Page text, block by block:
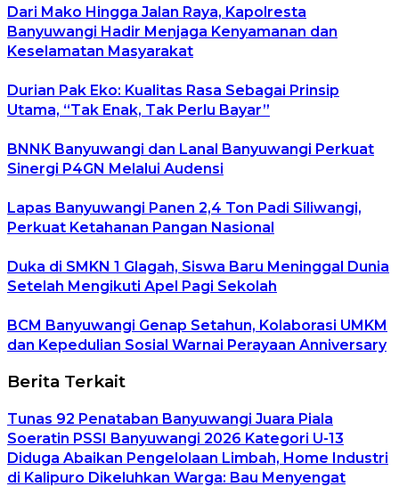
Dari Mako Hingga Jalan Raya, Kapolresta
Banyuwangi Hadir Menjaga Kenyamanan dan
Keselamatan Masyarakat
Durian Pak Eko: Kualitas Rasa Sebagai Prinsip
Utama, “Tak Enak, Tak Perlu Bayar”
BNNK Banyuwangi dan Lanal Banyuwangi Perkuat
Sinergi P4GN Melalui Audensi
Lapas Banyuwangi Panen 2,4 Ton Padi Siliwangi,
Perkuat Ketahanan Pangan Nasional
Duka di SMKN 1 Glagah, Siswa Baru Meninggal Dunia
Setelah Mengikuti Apel Pagi Sekolah
BCM Banyuwangi Genap Setahun, Kolaborasi UMKM
dan Kepedulian Sosial Warnai Perayaan Anniversary
Berita Terkait
Tunas 92 Penataban Banyuwangi Juara Piala
Soeratin PSSI Banyuwangi 2026 Kategori U-13
Diduga Abaikan Pengelolaan Limbah, Home Industri
di Kalipuro Dikeluhkan Warga: Bau Menyengat